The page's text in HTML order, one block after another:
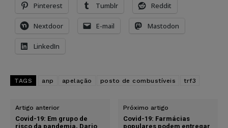
Pinterest Tumblr Reddit
Nextdoor E-mail Mastodon
LinkedIn
TAGS anp apelação posto de combustíveis trf3
Artigo anterior
Covid-19: Em grupo de
risco da pandemia, Dario
Próximo artigo
Covid-19: Farmácias
populares podem entregar